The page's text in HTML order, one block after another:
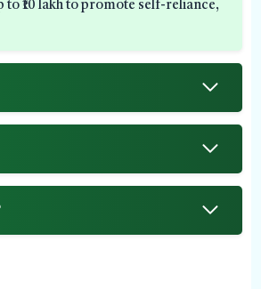
₹10 lakh to promote self-reliance,